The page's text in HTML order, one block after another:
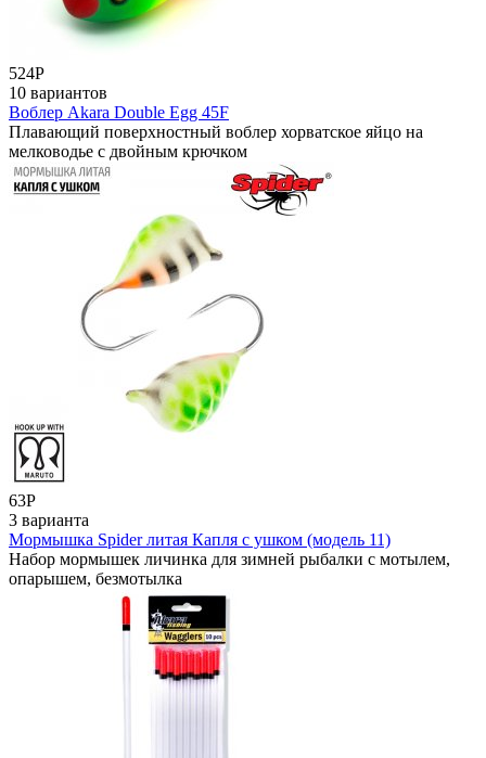
524Р
10 вариантов
Воблер Akara Double Egg 45F
Плавающий поверхностный воблер хорватское яйцо на
мелководье с двойным крючком
63Р
3 варианта
Мормышка Spider литая Капля с ушком (модель 11)
Набор мормышек личинка для зимней рыбалки с мотылем,
опарышем, безмотылка